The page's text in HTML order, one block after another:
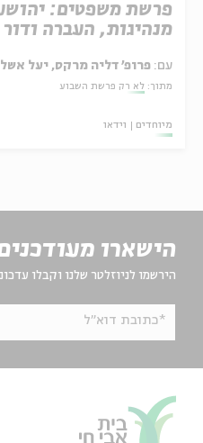
פרשת משפטים:
מנהיגות, העברה
עם: פרופ' דליה מרקס, יעל אשל
מתוך: לא רק פרשת השבוע
מיוחדים וידאו
הישארו
הירשמו לניוזלטר שלנו וקבלו
*כתובת דוא"ל